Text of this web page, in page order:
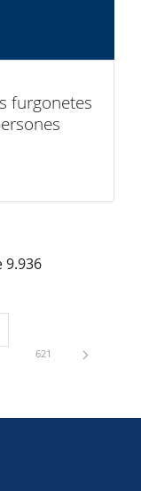
furgonetes
9.936
per navegar.
intermèdies Utilitzeu
Pàgina
621